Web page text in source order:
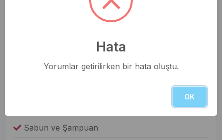
Çamaşır Makinesi
Sabun ve Şampuan
Hata
Yorumlar getirilirken bir hata oluştu.
OK